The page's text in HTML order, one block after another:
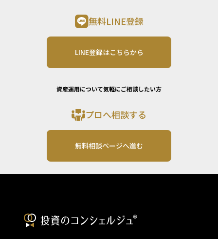
無料LINE登録
LINE登録はこちらから
資産運用について気軽にご相談したい方
プロへ相談する
無料相談ページへ進む